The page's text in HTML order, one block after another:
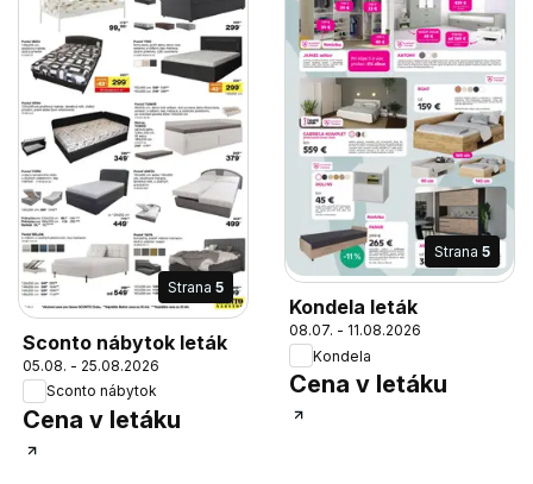
Strana 5
Sconto nábytok leták
05.08. - 25.08.2026
Sconto nábytok
Cena v letáku
Strana 5
Kondela leták
08.07. - 11.08.2026
Kondela
Cena v letáku